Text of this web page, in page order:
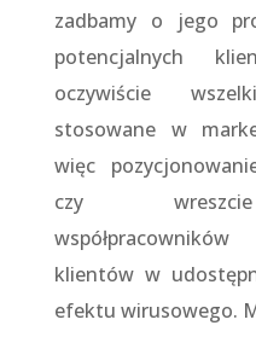
zadbamy o jego
potencjalnych
oczywiście
stosowane w
więc
czy wreszcie
klientów w
efektu wirusowego.